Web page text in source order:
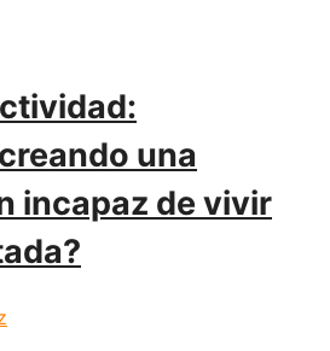
una
incapaz de vivir